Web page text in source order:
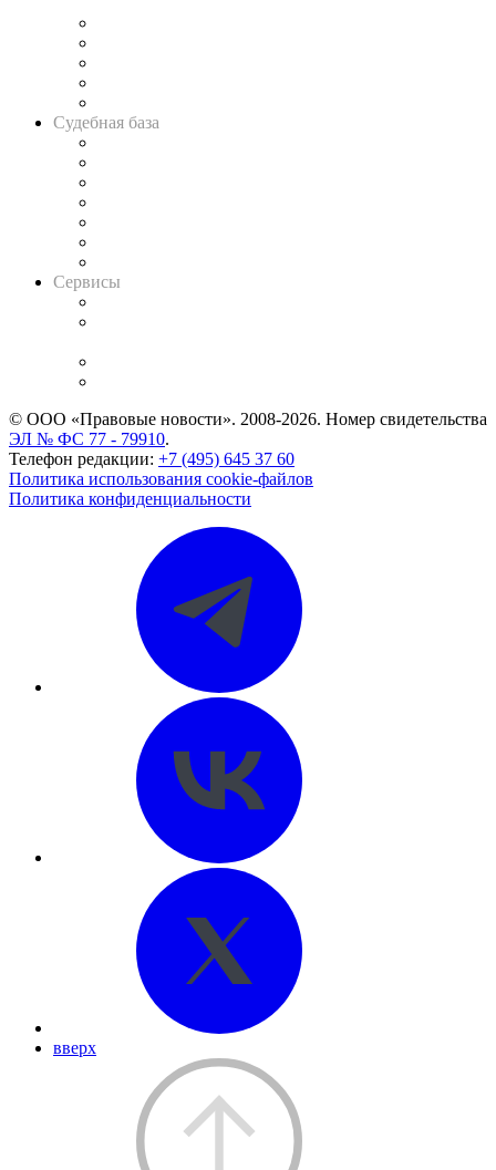
Судебная база
Сервисы
© ООО «Правовые новости». 2008-2026. Номер свидетельства
ЭЛ № ФС 77 - 79910.
Телефон редакции: +7 (495) 645 37 60
Политика использования cookie-файлов
Политика конфиденциальности
вверх